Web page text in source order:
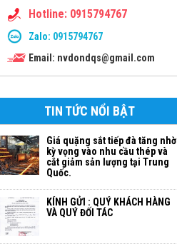
Hotline: 0915794767
Zalo: 0915794767
Email: nvdondqs@gmail.com
TIN TỨC NỔI BẬT
Giá quặng sắt tiếp đà tăng nhờ
kỳ vọng vào nhu cầu thép và
cắt giảm sản lượng tại Trung
Quốc.
KÍNH GỬI : QUÝ KHÁCH HÀNG
VÀ QUÝ ĐỐI TÁC